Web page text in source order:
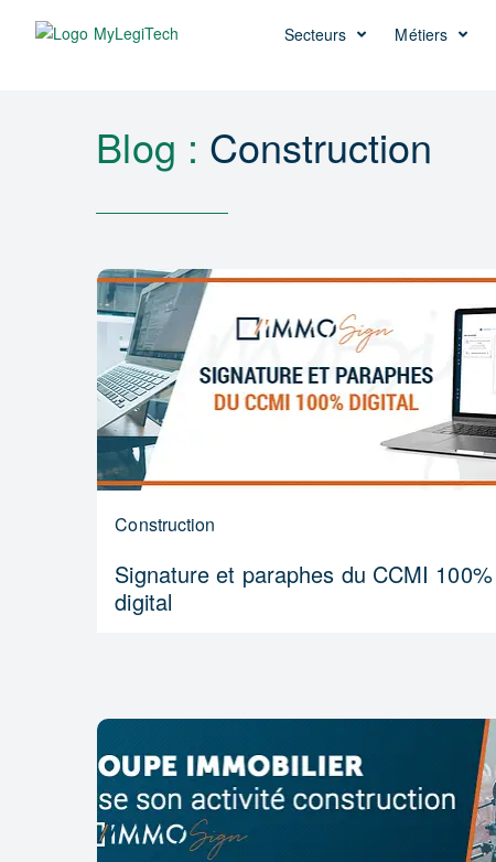
Secteurs Métiers
Blog : Construction
Construction
Signature et paraphes du CCMI 100%
digital